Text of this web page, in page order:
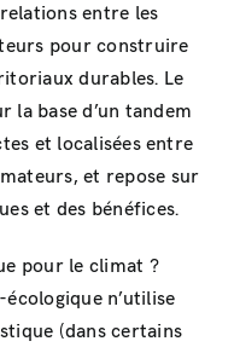
entre les
pour construire
durables. Le
la base d’un tandem
et localisées entre
et repose sur
et des bénéfices.
pour le climat ?
n’utilise
(dans certains